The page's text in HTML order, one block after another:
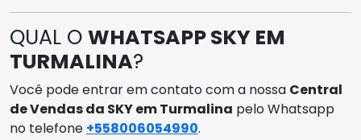
QUAL O WHATSAPP SKY EM
TURMALINA?
Você pode entrar em contato com a nossa Central
de Vendas da SKY em Turmalina pelo Whatsapp
no telefone +558006054990.